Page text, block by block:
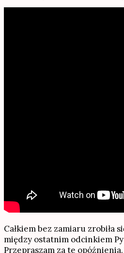
Całkiem bez zamiaru zrobiła
między ostatnim odcinkiem
Przepraszam za te